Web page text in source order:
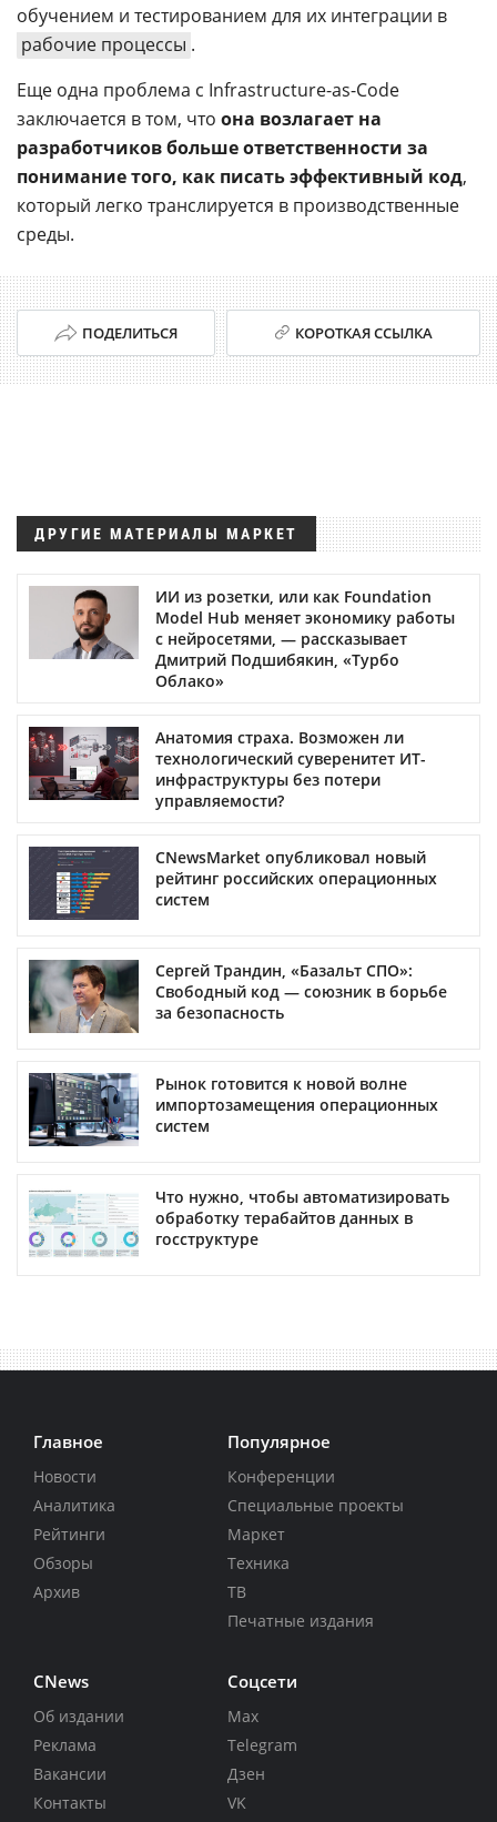
обучением и тестированием для их интеграции в
рабочие процессы .
Еще одна проблема с Infrastructure-as-Code
заключается в том, что она возлагает на
разработчиков больше ответственности за
понимание того, как писать эффективный код,
который легко транслируется в производственные
среды.
ПОДЕЛИТЬСЯ КОРОТКАЯ ССЫЛКА
ДРУГИЕ МАТЕРИАЛЫ МАРКЕТ
ИИ из розетки, или как Foundation
Model Hub меняет экономику работы
с нейросетями, — рассказывает
Дмитрий Подшибякин, «Турбо
Облако»
Анатомия страха. Возможен ли
технологический суверенитет ИТ-
инфраструктуры без потери
управляемости?
CNewsMarket опубликовал новый
рейтинг российских операционных
систем
Сергей Трандин, «Базальт СПО»:
Свободный код — союзник в борьбе
за безопасность
Рынок готовится к новой волне
импортозамещения операционных
систем
Что нужно, чтобы автоматизировать
обработку терабайтов данных в
госструктуре
Главное
Новости
Аналитика
Рейтинги
Обзоры
Архив
Популярное
Конференции
Специальные проекты
Маркет
Техника
ТВ
Печатные издания
CNews
Об издании
Реклама
Вакансии
Контакты
Соцсети
Max
Telegram
Дзен
VK